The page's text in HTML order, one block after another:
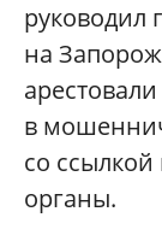
руководил
на
в
со
органы.